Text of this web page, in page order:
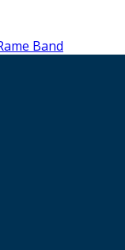
Band